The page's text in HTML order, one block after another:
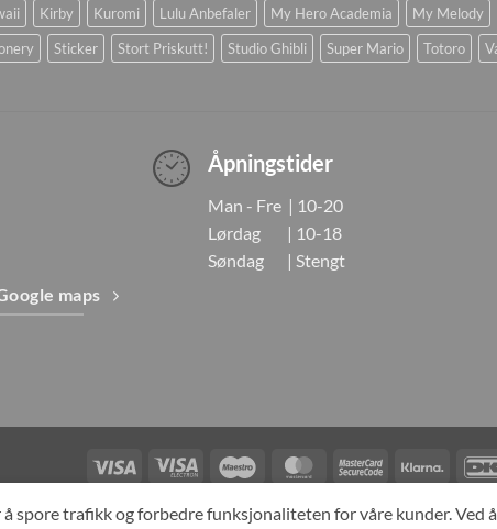
Kirby Kuromi Lulu Anbefaler My Hero Academia My Melody
Sticker Stort Priskutt! Studio Ghibli Super Mario Totoro
maps
Åpningstider
Man - Fre | 10-20
Lørdag | 10-18
Søndag | Stengt
Visa
Visa
Electron
Maestro MasterCardMasterCard
2
Klarna
TILBAKEKALLINGER KONTAKT OSS OM OSS
spore trafikk og forbedre funksjonaliteten for våre kunder. Ved